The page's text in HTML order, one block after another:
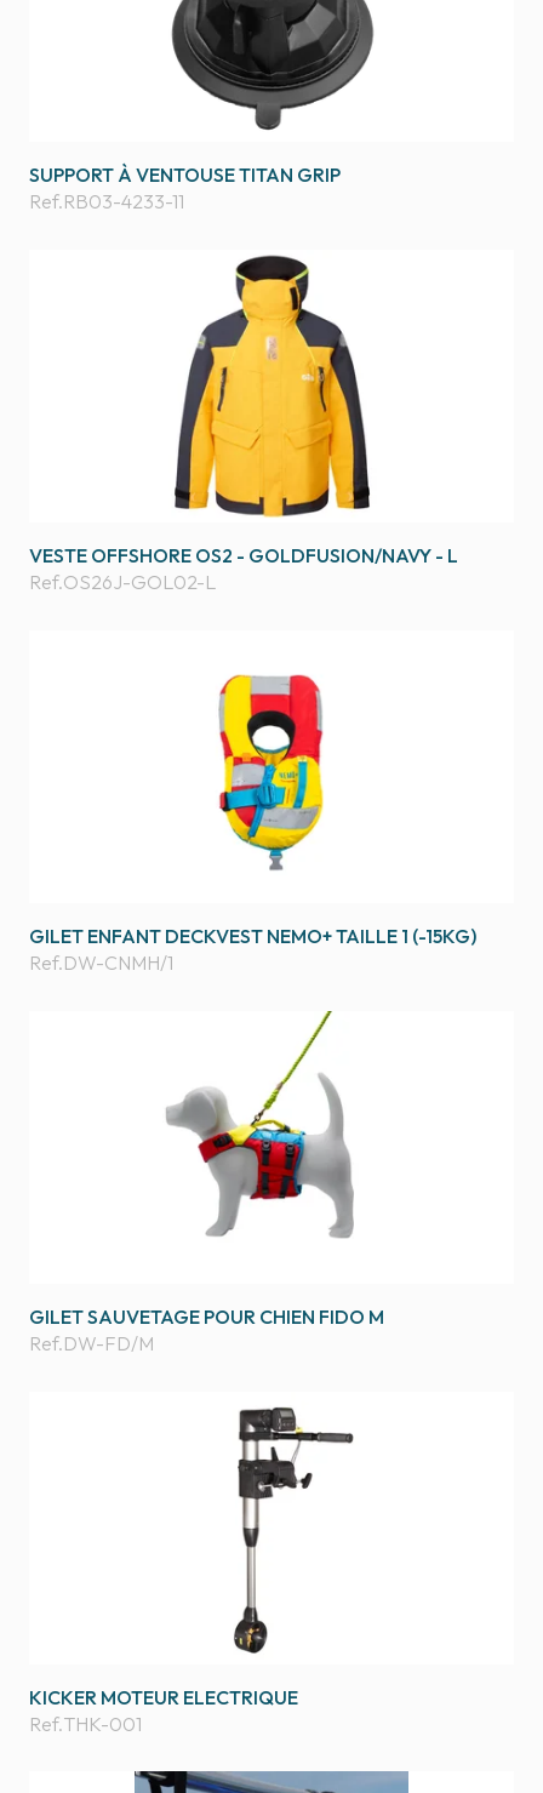
SUPPORT À VENTOUSE TITAN GRIP
Ref.RB03-4233-11
VESTE OFFSHORE OS2 - GOLDFUSION/NAVY - L
Ref.OS26J-GOL02-L
GILET ENFANT DECKVEST NEMO+ TAILLE 1 (-15KG)
Ref.DW-CNMH/1
GILET SAUVETAGE POUR CHIEN FIDO M
Ref.DW-FD/M
KICKER MOTEUR ELECTRIQUE
Ref.THK-001